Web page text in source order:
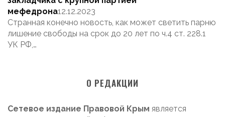
мефедрона12.12.2023
Странная конечно новость, как может светить парню
лишение свободы на срок до 20 лет по ч.4 ст. 228.1
УК РФ,…
О РЕДАКЦИИ
Сетевое издание Правовой Крым является